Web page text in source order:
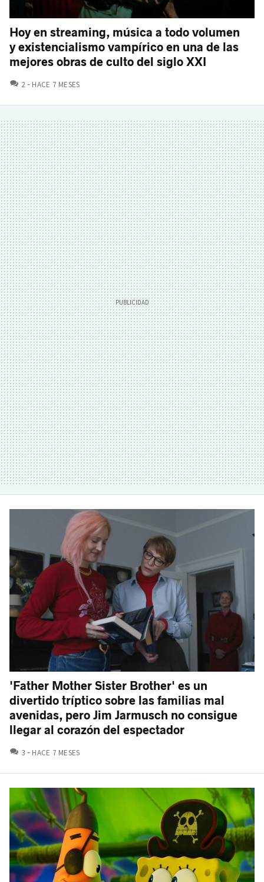
Hoy en streaming, música a todo volumen
y existencialismo vampírico en una de las
mejores obras de culto del siglo XXI
2 COMENTARIOS
HACE 7 MESES
'Father Mother Sister Brother' es un
divertido tríptico sobre las familias mal
avenidas, pero Jim Jarmusch no consigue
llegar al corazón del espectador
3 COMENTARIOS
HACE 7 MESES